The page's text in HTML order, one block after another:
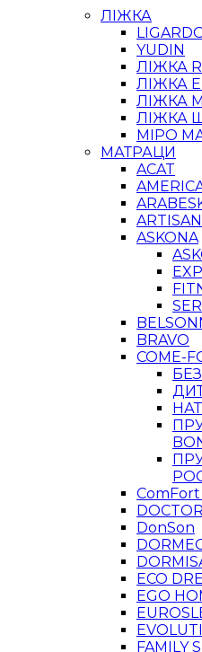
ЛІЖКА
YUDIN
ЛІЖКА
ЛІЖКА
ЛІЖКА
ЛІЖКА
МІРО
МАТРАЦИ
ACAT
ARTISAN
ASKONA
BRAVO
COME-
DonSon
ECO
EGO
FAMILY